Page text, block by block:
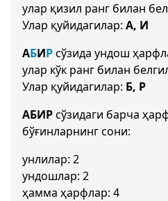
улар қизил ранг билан
Улар қуйидагилар: А, И
АБИРсўзида ундош
улар кўк ранг билан
Улар қуйидагилар: Б, Р
АБИРсўзидаги барча
бўғинларнинг сони:
унлилар: 2
ундошлар: 2
ҳамма ҳарфлар: 4